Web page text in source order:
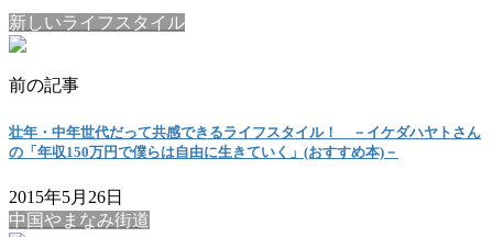
新しいライフスタイル
前の記事
壮年・中年世代だって共感できるライフスタイル！ －イケダハヤトさん
の「年収150万円で僕らは自由に生きていく」(おすすめ本)－
2015年5月26日
中国やまなみ街道